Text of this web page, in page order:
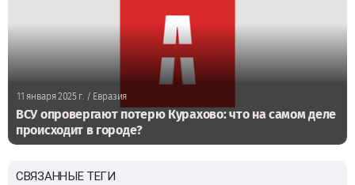
11 января 2025 г./ Евразия
ВСУ опровергают потерю Курахово: что на самом деле
происходит в городе?
СВЯЗАННЫЕ ТЕГИ